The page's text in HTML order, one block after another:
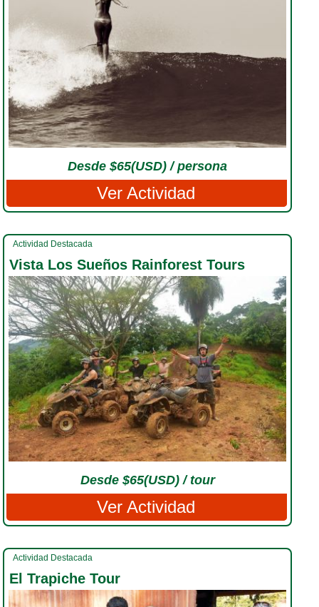
Desde $65(USD) / persona
Ver Actividad
Actividad Destacada
Vista Los Sueños Rainforest Tours
Desde $65(USD) / tour
Ver Actividad
Actividad Destacada
El Trapiche Tour